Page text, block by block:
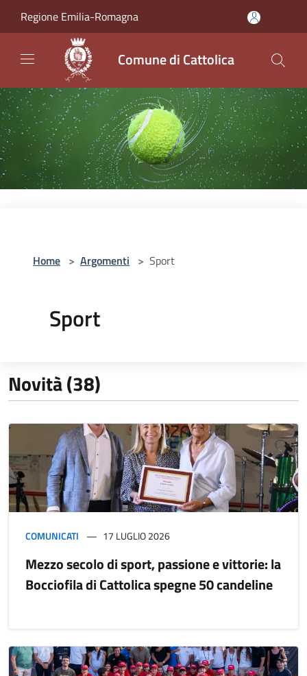
Regione Emilia-Romagna
Comune di Cattolica
Home > Argomenti > Sport
Sport
Novità (38)
COMUNICATI 17 LUGLIO 2026
Mezzo secolo di sport, passione e vittorie: la
Bocciofila di Cattolica spegne 50 candeline